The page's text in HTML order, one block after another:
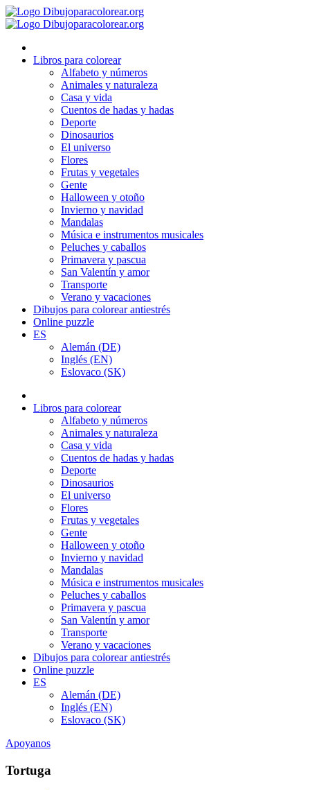
Ir
al
Libros para colorear
Alfabeto y números
Animales y naturaleza
Casa y vida
Cuentos de hadas y hadas
Deporte
Dinosaurios
El universo
Flores
Frutas y vegetales
Gente
Halloween y otoño
Invierno y navidad
Mandalas
Música e instrumentos musicales
Peluches y caballos
Primavera y pascua
San Valentín y amor
Transporte
Verano y vacaciones
Dibujos para colorear antiestrés
Online puzzle
ES
Alemán (DE)
Inglés (EN)
Eslovaco (SK)
Libros para colorear
Alfabeto y números
Animales y naturaleza
Casa y vida
Cuentos de hadas y hadas
Deporte
Dinosaurios
El universo
Flores
Frutas y vegetales
Gente
Halloween y otoño
Invierno y navidad
Mandalas
Música e instrumentos musicales
Peluches y caballos
Primavera y pascua
San Valentín y amor
Transporte
Verano y vacaciones
Dibujos para colorear antiestrés
Online puzzle
ES
Alemán (DE)
Inglés (EN)
Eslovaco (SK)
Apoyanos
Tortuga